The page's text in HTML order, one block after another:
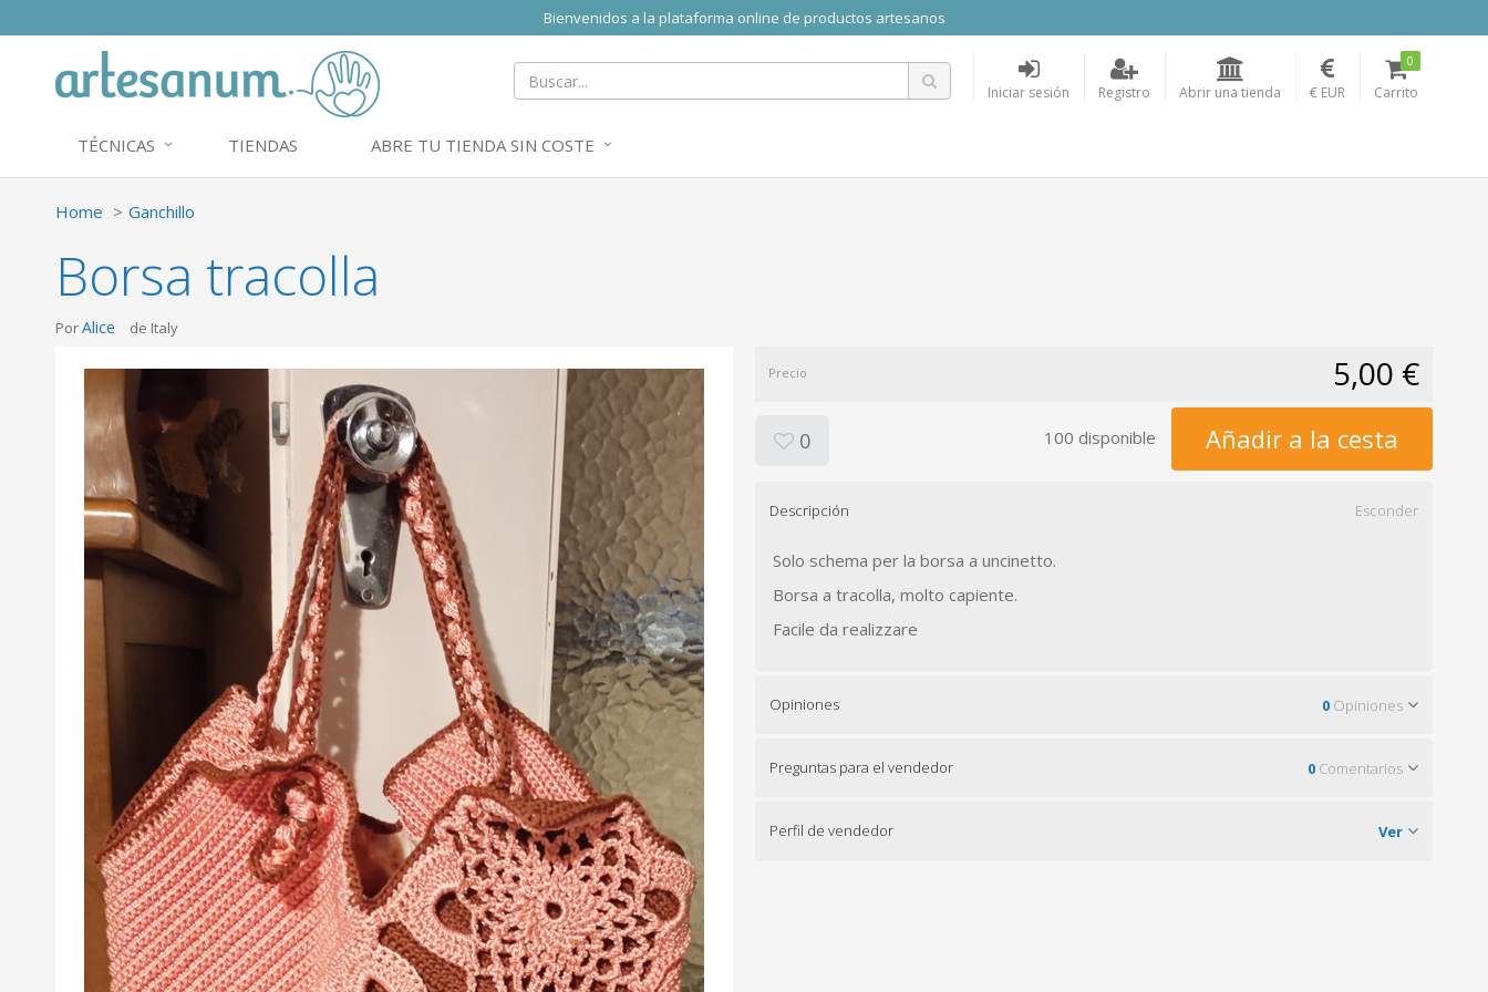
Bienvenidos a la plataforma online de productos artesanos
Iniciar sesión Registro Abrir una tienda € EUR Carrito
0
TÉCNICAS TIENDAS ABRE TU TIENDA SIN COSTE
Home Ganchillo
Borsa tracolla
PorAlice de Italy
Precio 5,00 €
0 100 disponible Añadir a la cesta
Descripción Esconder
Solo schema per la borsa a uncinetto.
Borsa a tracolla, molto capiente.
Facile da realizzare
Opiniones 0 Opiniones
Preguntas para el vendedor 0 Comentarios
Perfil de vendedor Ver